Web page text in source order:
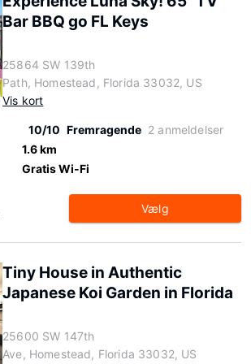
Bar BBQ go FL Keys
25864 SW 139th
Path, Homestead, Florida 33032, US
Vis kort
10/10 Fremragende 2 anmeldelser
1.6 km
Gratis Wi-Fi
Vælg
Tiny House in Authentic
Japanese Koi Garden in Florida
25600 SW 147th
Ave, Homestead, Florida 33032, US